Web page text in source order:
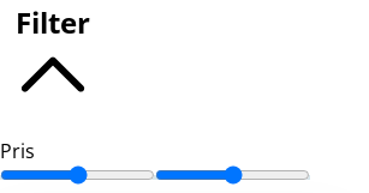
Filter
Pris